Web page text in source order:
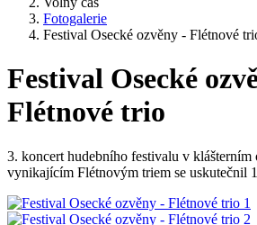
Fotogalerie
Festival Osecké ozvěny - Flétnové
Festival Osecké
Flétnové trio
3. koncert hudebního festivalu v klášterním
vynikajícím Flétnovým triem se uskutečnil